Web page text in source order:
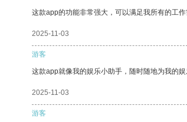
这款app的功能非常强大，可以满足我所有的工
2025-11-03
游客
这款app就像我的娱乐小助手，随时随地为我的娱
2025-11-03
游客